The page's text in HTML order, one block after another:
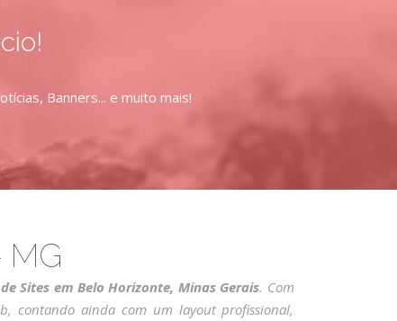
Banners... e muito mais!
MG
Sites em Belo Horizonte, Minas Gerais. Com
contando ainda com um layout profissional,